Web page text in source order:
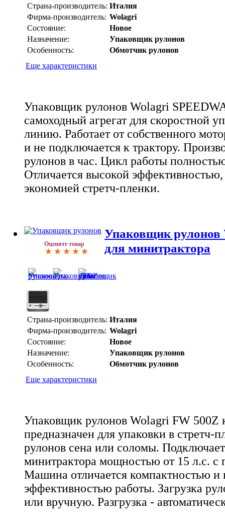
Страна-производитель: Италия
Фирма-производитель: Wolagri
Состояние:
Новое
Назначение:
Упаковщик рулонов
Особенность:
Обмотчик рулонов
Еще характеристики
Упаковщик рулонов Wolagri
самоходный агрегат для скоростной
линию. Работает от собственного
и не подключается к трактору.
рулонов в час. Цикл работы
Отличается высокой
экономией стретч-пленки.
Оцените товар
Упаковщик
для минитрактора
Страна-производитель: Италия
Фирма-производитель: Wolagri
Состояние:
Новое
Назначение:
Упаковщик рулонов
Особенность:
Обмотчик рулонов
Еще характеристики
Упаковщик рулонов Wolagri FW 500Z
предназначен для упаковки в стретч-
рулонов сена или соломы.
минитрактора мощностью от 15 л.с.
Машина отличается компактностью и
эффективностью работы. Загрузка
или вручную. Разгрузка -